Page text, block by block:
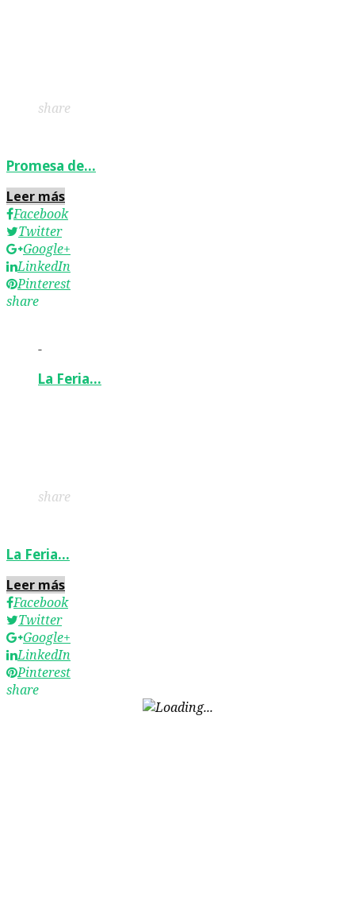
share
Promesa de…
Leer más
Facebook
Twitter
Google+
LinkedIn
Pinterest
share
-
La Feria…
share
La Feria…
Leer más
Facebook
Twitter
Google+
LinkedIn
Pinterest
share